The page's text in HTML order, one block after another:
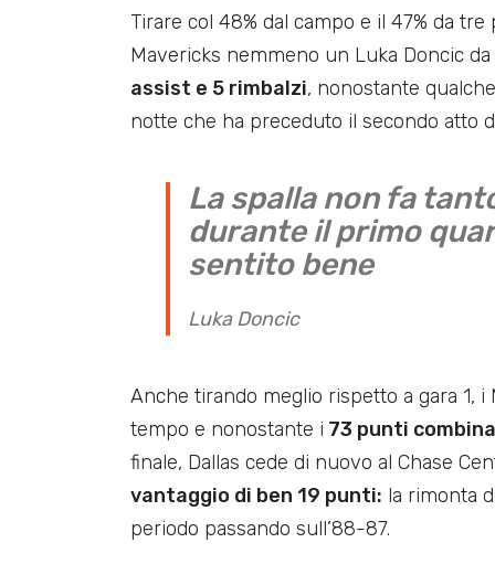
Tirare col 48% dal campo e il 47% da
Mavericks nemmeno un Luka Doncic da
assist e 5 rimbalzi, nonostante
notte che ha preceduto il secondo atto
La spalla non fa
durante il primo
sentito bene
Luka Doncic
Anche tirando meglio rispetto a gara 1,
tempo e nonostante i 73 punti
finale, Dallas cede di nuovo al Chase
vantaggio di ben 19 punti: la rimonta
periodo passando sull’88-87.